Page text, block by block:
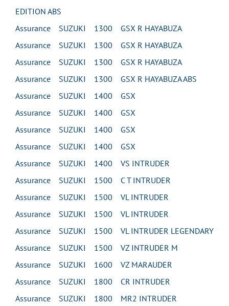
EDITION ABS
Assurance SUZUKI 1300 GSX R HAYABUZA
Assurance SUZUKI 1300 GSX R HAYABUZA
Assurance SUZUKI 1300 GSX R HAYABUZA
Assurance SUZUKI 1300 GSX R HAYABUZA ABS
Assurance SUZUKI 1400 GSX
Assurance SUZUKI 1400 GSX
Assurance SUZUKI 1400 GSX
Assurance SUZUKI 1400 GSX
Assurance SUZUKI 1400 VS INTRUDER
Assurance SUZUKI 1500 C T INTRUDER
Assurance SUZUKI 1500 VL INTRUDER
Assurance SUZUKI 1500 VL INTRUDER
Assurance SUZUKI 1500 VL INTRUDER LEGENDARY
Assurance SUZUKI 1500 VZ INTRUDER M
Assurance SUZUKI 1600 VZ MARAUDER
Assurance SUZUKI 1800 CR INTRUDER
Assurance SUZUKI 1800 MR2 INTRUDER